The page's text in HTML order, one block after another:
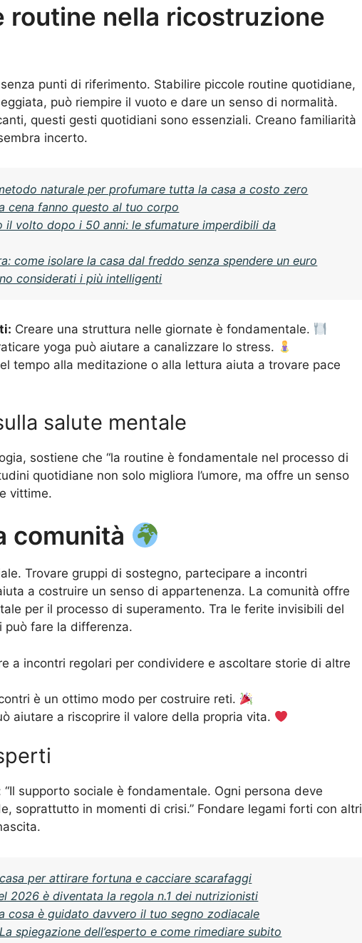
routine nella ricostruzione
punti di riferimento. Stabilire piccole routine quotidiane,
può riempire il vuoto e dare un senso di normalità.
questi gesti quotidiani sono essenziali. Creano familiarità
incerto.
naturale per profumare tutta la casa a costo zero
cena fanno questo al tuo corpo
il volto dopo i 50 anni: le sfumature imperdibili da
come isolare la casa dal freddo senza spendere un euro
considerati i più intelligenti
Creare una struttura nelle giornate è fondamentale.
yoga può aiutare a canalizzare lo stress.
tempo alla meditazione o alla lettura aiuta a trovare pace
salute mentale
sostiene che “la routine è fondamentale nel processo di
quotidiane non solo migliora l’umore, ma offre un senso
vittime.
comunità
Trovare gruppi di sostegno, partecipare a incontri
a costruire un senso di appartenenza. La comunità offre
per il processo di superamento. Tra le ferite invisibili del
può fare la differenza.
a incontri regolari per condividere e ascoltare storie di altre
è un ottimo modo per costruire reti.
aiutare a riscoprire il valore della propria vita.
supporto sociale è fondamentale. Ogni persona deve
soprattutto in momenti di crisi.” Fondare legami forti con altri
per attirare fortuna e cacciare scarafaggi
2026 è diventata la regola n.1 dei nutrizionisti
cosa è guidato davvero il tuo segno zodiacale
spiegazione dell’esperto e come rimediare subito